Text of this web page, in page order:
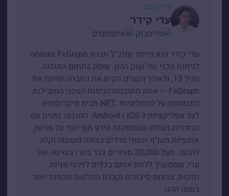
על הכותב
עדי קידר
עדי קידר הוא מייסד ומנכ"ל חברת FxGraph ומומחה
לניתוח טכני של שוק ההון. עוסק בתחום התוכנה
מגיל 13, ולאורך השנים הקים את החברה ופיתח את
FxGraph — אחת מתוכנות הניתוח הטכני המובילות,
המבוססת על טכנולוגיות .NET מבית מיקרוסופט
לצד אפליקציות ל-iOS ו-Android. התוכנה נמנית עם
הבודדות בעולם שמספקות מידע תוך-יומי על מניות,
אופציות מעו"ף ונתוני מדדים בצורה פשוטה וקלה
להבנה. מעל 20,000 סוחרים כבר בחרו בשיטה של
עדי, שממשיך ללוות אותם בכלים לזיהוי מניות
חזקות, צמצום סיכונים וקבלת החלטות חכמות יותר
בשוק ההון.